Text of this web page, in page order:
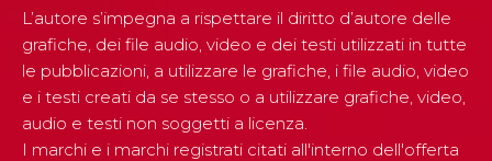
L’autore s’impegna a rispettare il diritto d’autore delle
grafiche, dei file audio, video e dei testi utilizzati in tutte
le pubblicazioni, a utilizzare le grafiche, i file audio, video
e i testi creati da se stesso o a utilizzare grafiche, video,
audio e testi non soggetti a licenza.
I marchi e i marchi registrati citati all'interno dell'offerta